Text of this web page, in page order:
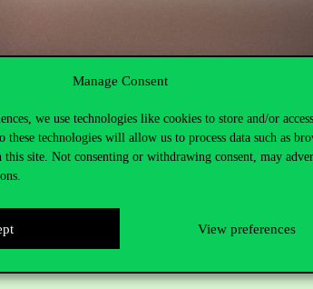
Manage Consent
we use technologies like cookies to store and/or
technologies will allow us to process data such as
site. Not consenting or withdrawing consent, may
View preferences